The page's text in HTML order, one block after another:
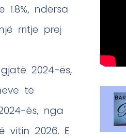
ndërsa
rritje prej
2024-ës,
të
ës, nga
vitin 2026. E